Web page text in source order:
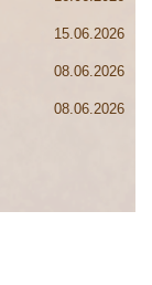
15.06.2026
08.06.2026
08.06.2026